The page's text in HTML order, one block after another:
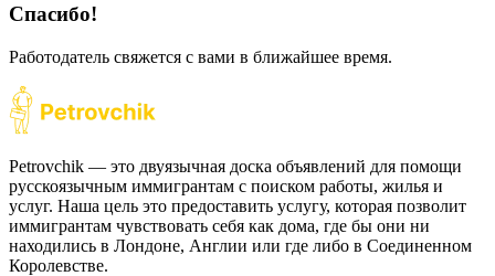
Спасибо!
Работодатель свяжется с вами в ближайшее время.
Petrovchik — это двуязычная доска объявлений для помощи
русскоязычным иммигрантам с поиском работы, жилья и
услуг. Наша цель это предоставить услугу, которая позволит
иммигрантам чувствовать себя как дома, где бы они ни
находились в Лондоне, Англии или где либо в Соединенном
Королевстве.